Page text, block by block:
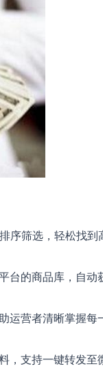
筛选，轻松找到
的商品库，自动
营者清晰掌握每
支持一键转发至